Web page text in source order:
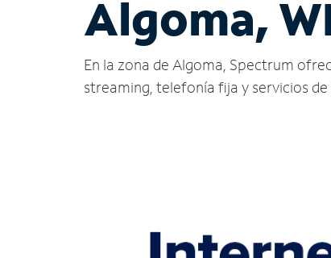
Algoma,
En la zona de Algoma, Spectrum
streaming, telefonía fija y servicios